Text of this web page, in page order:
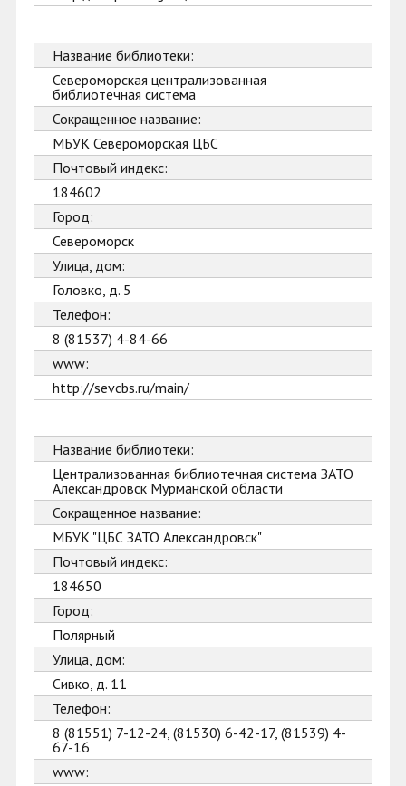
Название библиотеки:
Североморская централизованная
библиотечная система
Сокращенное название:
МБУК Североморская ЦБС
Почтовый индекс:
184602
Город:
Североморск
Улица, дом:
Головко, д. 5
Телефон:
8 (81537) 4-84-66
www:
http://sevcbs.ru/main/
Название библиотеки:
Централизованная библиотечная система ЗАТО
Александровск Мурманской области
Сокращенное название:
МБУК "ЦБС ЗАТО Александровск"
Почтовый индекс:
184650
Город:
Полярный
Улица, дом:
Сивко, д. 11
Телефон:
8 (81551) 7-12-24, (81530) 6-42-17, (81539) 4-
67-16
www: